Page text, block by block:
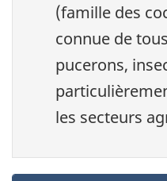
(famille des
connue de
pucerons,
les secteurs